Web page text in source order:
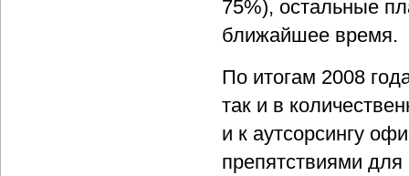
75%), остальные
ближайшее время.
По итогам 2008
так и в
и к аутсорсингу
препятствиями